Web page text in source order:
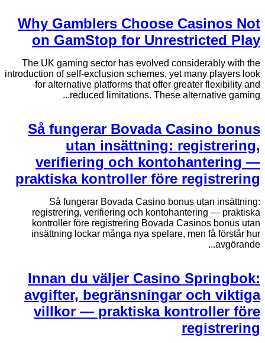
Why Gamblers Choose Casinos Not
on GamStop for Unrestricted Play
The UK gaming sector has evolved considerably with the
introduction of self-exclusion schemes, yet many players look
for alternative platforms that offer greater flexibility and
reduced limitations. These alternative gaming...
Så fungerar Bovada Casino bonus
utan insättning: registrering,
verifiering och kontohantering —
praktiska kontroller före registrering
Så fungerar Bovada Casino bonus utan insättning:
registrering, verifiering och kontohantering — praktiska
kontroller före registrering Bovada Casinos bonus utan
insättning lockar många nya spelare, men få förstår hur
avgörande...
Innan du väljer Casino Springbok:
avgifter, begränsningar och viktiga
villkor — praktiska kontroller före
registrering